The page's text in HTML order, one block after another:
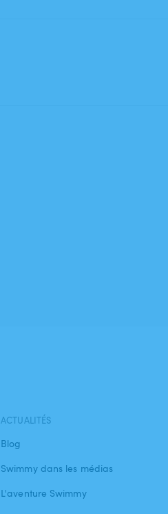
ACTUALITÉS
Blog
Swimmy dans les médias
L'aventure Swimmy